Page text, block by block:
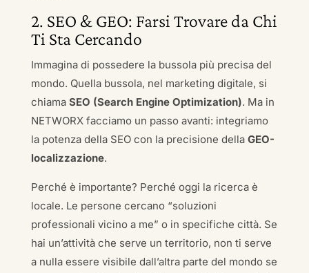
2. SEO & GEO: Farsi Trovare da Chi
Ti Sta Cercando
Immagina di possedere la bussola più precisa del
mondo. Quella bussola, nel marketing digitale, si
chiama SEO (Search Engine Optimization). Ma in
NETWORX facciamo un passo avanti: integriamo
la potenza della SEO con la precisione della GEO-
localizzazione.
Perché è importante? Perché oggi la ricerca è
locale. Le persone cercano “soluzioni
professionali vicino a me” o in specifiche città. Se
hai un’attività che serve un territorio, non ti serve
a nulla essere visibile dall’altra parte del mondo se